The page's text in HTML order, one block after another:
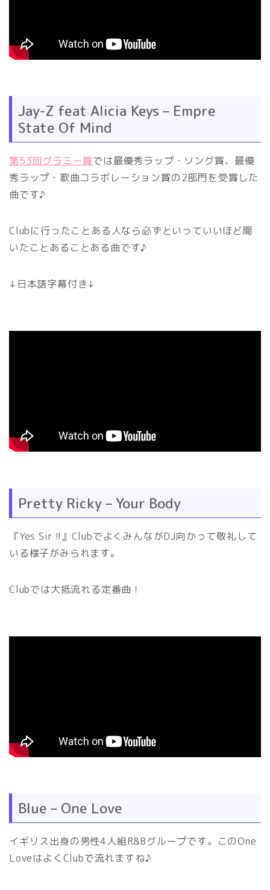
Jay-Z feat Alicia Keys – Empre
State Of Mind
第53回グラミー賞では最優秀ラップ・ソング賞、最優
秀ラップ・歌曲コラボレーション賞の2部門を受賞した
曲です♪
Clubに行ったことある人なら必ずといっていいほど聞
いたことあることある曲です♪
↓日本語字幕付き↓
Pretty Ricky – Your Body
『Yes Sir !!』ClubでよくみんながDJ向かって敬礼して
いる様子がみられます。
Clubでは大抵流れる定番曲！
Blue – One Love
イギリス出身の男性4人組R&Bグループです。このOne
LoveはよくClubで流れますね♪